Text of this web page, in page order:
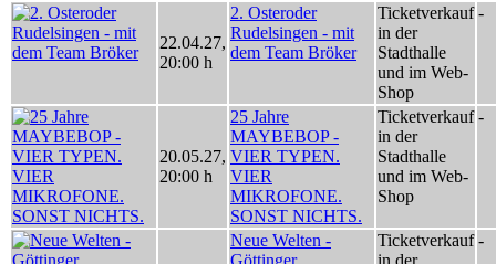
22.04.27,
20:00 h
2. Osteroder
Rudelsingen - mit
dem Team Bröker
Ticketverkauf
in der
Stadthalle
und im Web-
Shop
-
20.05.27,
20:00 h
25 Jahre
MAYBEBOP -
VIER TYPEN.
VIER
MIKROFONE.
SONST NICHTS.
Ticketverkauf
in der
Stadthalle
und im Web-
Shop
-
Neue Welten -
Ticketverkauf -